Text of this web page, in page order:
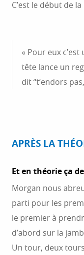
C’est le début de
« Pour eux
tête lance un
dit “t’endors
APRÈS LA
Et en théorie ça
Morgan nous
parti pour les
le premier à
d’abord sur la
Un tour, deux